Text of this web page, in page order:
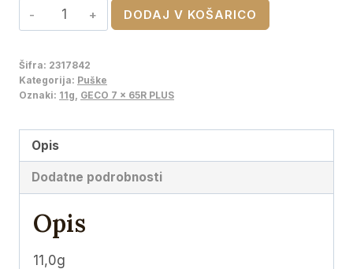
GECO
7
65R
PLUS,
količina
DODAJ V KOŠARICO
Šifra: 2317842
Kategorija: Puške
Oznaki: 11g, GECO 7 x 65R PLUS
Opis
Dodatne podrobnosti
Opis
11,0g